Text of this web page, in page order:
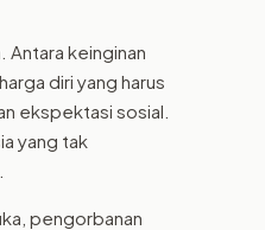
Antara keinginan
diri yang harus
ekspektasi sosial.
yang tak
pengorbanan